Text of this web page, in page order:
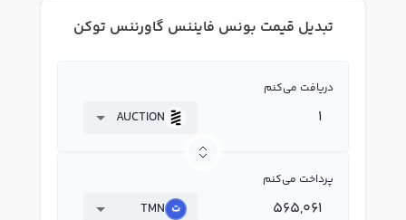
تبدیل قیمت بونس فایننس گاورننس توکن
دریافت می‌کنم
AUCTION
پرداخت می‌کنم
TMN